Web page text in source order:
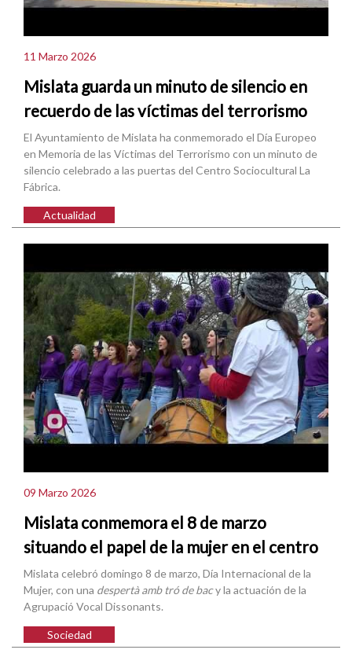
11 Marzo 2026
Mislata guarda un minuto de silencio en
recuerdo de las víctimas del terrorismo
El Ayuntamiento de Mislata ha conmemorado el Día Europeo
en Memoria de las Víctimas del Terrorismo con un minuto de
silencio celebrado a las puertas del Centro Sociocultural La
Fábrica.
Actualidad
09 Marzo 2026
Mislata conmemora el 8 de marzo
situando el papel de la mujer en el centro
Mislata celebró domingo 8 de marzo, Día Internacional de la
Mujer, con una despertà amb tró de bacy la actuación de la
Agrupació Vocal Dissonants.
Sociedad